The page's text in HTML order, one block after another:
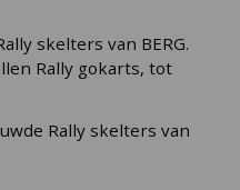
skelters van BERG.
Rally gokarts, tot
Rally skelters van